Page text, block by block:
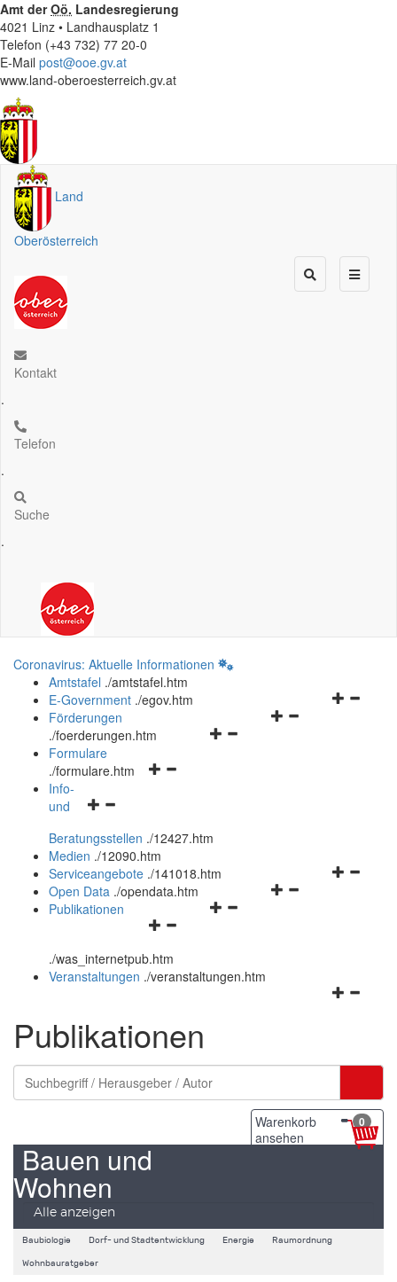
Amt derOö. Landesregierung
4021 Linz • Landhausplatz 1
Telefon (+43 732) 77 20-0
E-Mail post@ooe.gv.at
www.land-oberoesterreich.gv.at
Land
Oberösterreich
Kontakt
.
Telefon
.
Suche
.
Coronavirus: Aktuelle Informationen
Amtstafel ./amtstafel.htm
Navigationsmenü
E-Government ./egov.htm
Navigationsmenü
Förderungen
./foerderungen.htm
Navigationsmenü
Formulare
./formulare.htm
Navigationsmenü
und
schließen
Info-
und
Beratungsstellen ./12427.htm
Medien ./12090.htm
Navigationsmenü
Serviceangebote ./141018.htm
Navigationsmenü
Open Data ./opendata.htm
Navigationsmenü
und
schließen
Publikationen
./was_internetpub.htm
Veranstaltungen ./veranstaltungen.htm
Publikationen
Warenkorb
ansehen
0
Bauen und
Wohnen
Alle anzeigen
Baubiologie Dorf- und Stadtentwicklung Energie Raumordnung
Wohnbauratgeber